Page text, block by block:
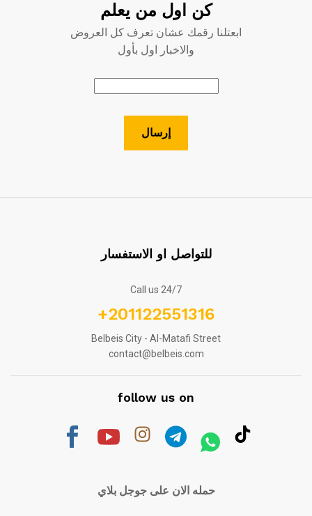
كن اول من يعلم
ابعتلنا رقمك عشان تعرف كل العروض
والاخبار اول بأول
للتواصل او الاستفسار
Call us 24/7
+201122551316
Belbeis City - Al-Matafi Street
contact@belbeis.com
follow us on
حمله الان على جوجل بلاي